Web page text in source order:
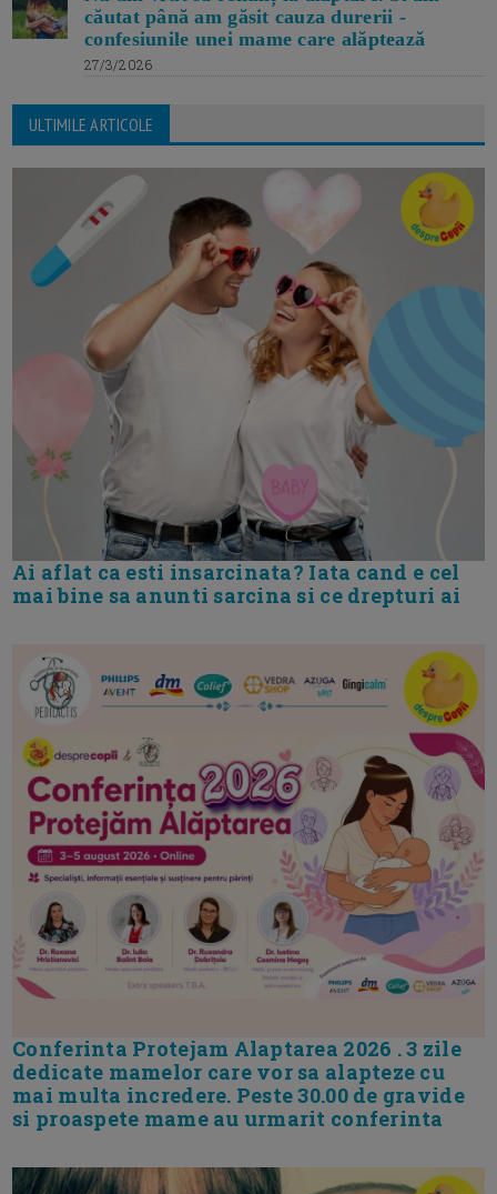
căutat până am găsit cauza durerii -
confesiunile unei mame care alăptează
27/3/2026
ULTIMILE ARTICOLE
Ai aflat ca esti insarcinata? Iata cand e cel
mai bine sa anunti sarcina si ce drepturi ai
Conferinta Protejam Alaptarea 2026 . 3 zile
dedicate mamelor care vor sa alapteze cu
mai multa incredere. Peste 30.00 de gravide
si proaspete mame au urmarit conferinta